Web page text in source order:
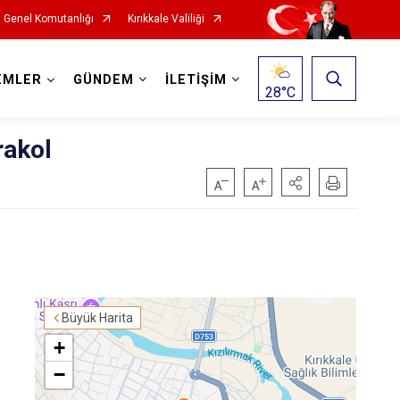
Komutanlığı Kırıkkale Valiliği
GÜNDEM İLETİŞİM
28°C
Büyük Harita
+
−